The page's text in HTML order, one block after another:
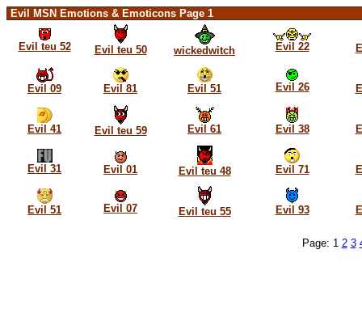
Evil MSN Emotions & Emoticons Page 1
Evil teu 52 Evil teu 50 wickedwitch Evil 22
Evil 09 Evil 81 Evil 51 Evil 26
Evil 41 Evil teu 59 Evil 61 Evil 38
Evil 31 Evil 01 Evil teu 48 Evil 71
Evil 51 Evil 07 Evil teu 55 Evil 93
Page: 1 2 3